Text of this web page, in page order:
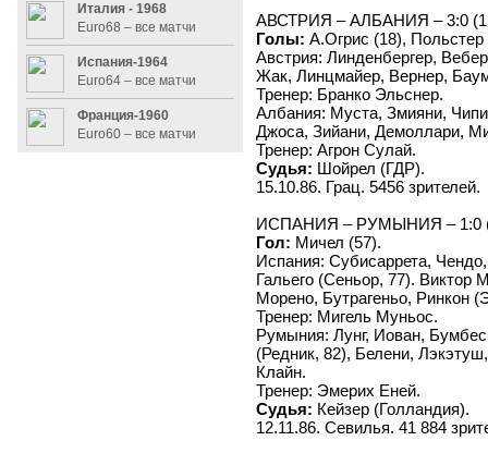
Италия - 1968
Euro68 – все матчи
Испания-1964
Euro64 – все матчи
Франция-1960
Euro60 – все матчи
АВСТРИЯ – АЛБАНИЯ – 3:0
Голы: А.Огрис (18),
Австрия: Линденбергер,
Жак, Линцмайер, Вернер,
Тренер: Бранко Эльснер.
Албания: Муста, Змияни,
Джоса, Зийани, Демоллари,
Тренер: Агрон Сулай.
Судья: Шойрел (ГДР).
15.10.86. Грац. 5456 зрителей.
ИСПАНИЯ – РУМЫНИЯ – 1:0
Гол: Мичел (57).
Испания: Субисаррета,
Гальего (Сеньор, 77).
Морено, Бутрагеньо, Ринкон
Тренер: Мигель Муньос.
Румыния: Лунг, Иован,
(Редник, 82), Белени,
Клайн.
Тренер: Эмерих Еней.
Судья: Кейзер (Голландия).
12.11.86. Севилья. 41 884